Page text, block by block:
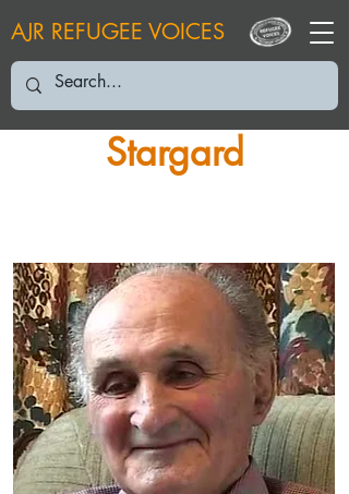
AJR REFUGEE VOICES
Stargard